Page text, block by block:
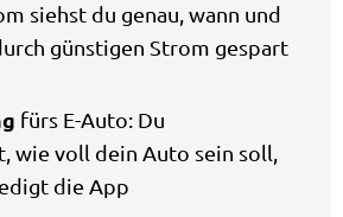
siehst du genau, wann und
günstigen Strom gespart
fürs E-Auto: Du
wie voll dein Auto sein soll,
die App